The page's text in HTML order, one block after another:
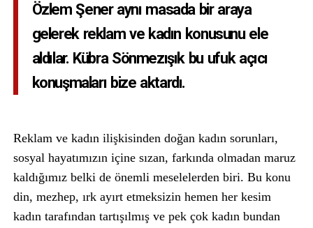
Özlem Şener aynı masada bir araya
gelerek reklam ve kadın konusunu ele
aldılar. Kübra Sönmezışık bu ufuk açıcı
konuşmaları bize aktardı.
Reklam ve kadın ilişkisinden doğan kadın sorunları,
sosyal hayatımızın içine sızan, farkında olmadan maruz
kaldığımız belki de önemli meselelerden biri. Bu konu
din, mezhep, ırk ayırt etmeksizin hemen her kesim
kadın tarafından tartışılmış ve pek çok kadın bundan